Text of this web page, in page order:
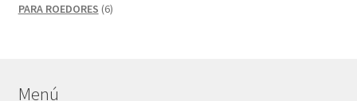
productos
PARA ROEDORES 66
Menú